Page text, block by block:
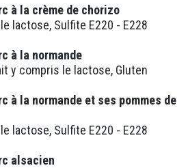
à la crème de chorizo
lactose, Sulfite E220 - E228
à la normande
y compris le lactose, Gluten
à la normande et ses pommes de
lactose, Sulfite E220 - E228
alsacien